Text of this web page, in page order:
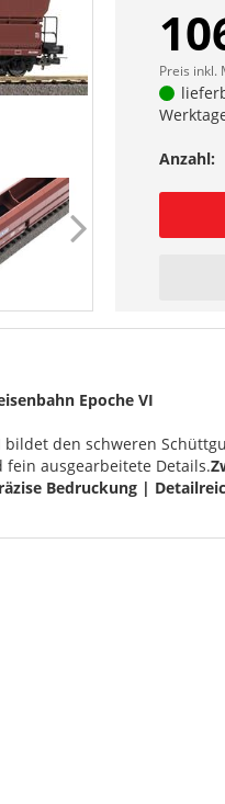
Preis inkl.
Anzahl:
Epoche VI
den schweren
ausgearbeitete Details.
Bedruckung |